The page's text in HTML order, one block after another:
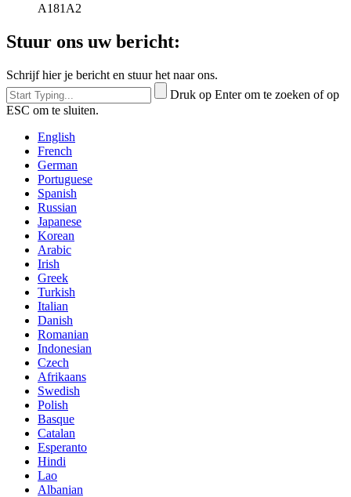
A181A2
Stuur ons uw bericht:
Schrijf hier je bericht en stuur het naar ons.
Druk op Enter om te zoeken of op
ESC om te sluiten.
English
French
German
Portuguese
Spanish
Russian
Japanese
Korean
Arabic
Irish
Greek
Turkish
Italian
Danish
Romanian
Indonesian
Czech
Afrikaans
Swedish
Polish
Basque
Catalan
Esperanto
Hindi
Lao
Albanian